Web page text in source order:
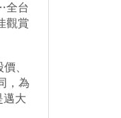
全台
觀賞
、
，為
大